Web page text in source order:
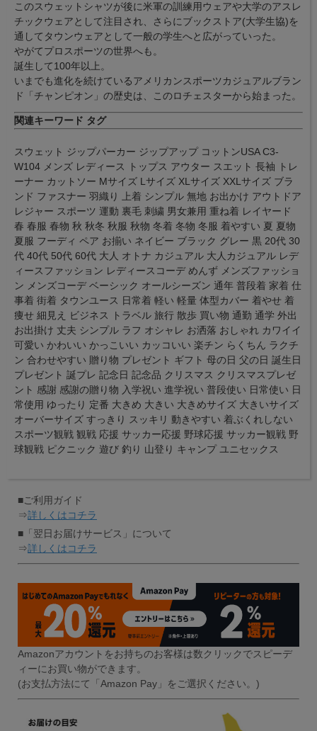
このスウェットシャツが後に米軍の訓練用ウェアや大学のアスレ
チックウェアとして注目され、さらにブックストア(大学生協)を
通してタウンウェアとして一般の学生へと広がっていった。
やがてプロスポーツの世界へも。
誕生して100年以上。
いまでも進化を続けているアメリカンスポーツカジュアルブラン
ド「チャンピオン」の歴史は、このロチェスターから始まった。
関連キーワード タグ
スウェット ジップパーカー ジップアップ コットンUSA C3-
W104 メンズ レディース トップス アウター スエット 長袖 トレ
ーナー カットソー Mサイズ Lサイズ XLサイズ XXLサイズ ブラ
ンド ファスナー 羽織り 上着 シンプル 無地 お出かけ アウトドア
レジャー スポーツ 運動 裏毛 刺繍 男女兼用 重ね着 レイヤード
春 春服 春物 秋 秋冬 秋服 秋物 冬着 冬物 冬服 着やすい 夏 夏物
夏服 フーディ ペア お揃い ネイビー ブラック グレー 黒 20代 30
代 40代 50代 60代 大人 オトナ カジュアル 大人カジュアル レデ
ィースファッション レディースコーデ めんず メンズファッショ
ン メンズコーデ ベーシック オールシーズン 通年 普段着 家着 仕
事着 街着 タウンユース 日常着 軽い 軽量 体型カバー 着やせ 着
痩せ 細見え ビジネス トラベル 旅行 散歩 買い物 通勤 通学 外出
お出掛け 丈夫 シンプル ラフ オシャレ お洒落 おしゃれ カワイイ
可愛い かわいい かっこいい カッコいい 楽チン らくちん ラクチ
ン 合わせやすい 贈り物 プレゼント ギフト 母の日 父の日 誕生日
プレゼント 誕プレ 記念日 記念品 クリスマス クリスマスプレゼ
ント 感謝 感謝の贈り物 入学祝い 進学祝い 普段使い 日常使い 日
常使用 ゆったり 定番 大きめ 大きい 大きめサイズ 大きいサイズ
オーバーサイズ すっきり スッキリ 動きやすい 着ぶくれしない
スポーツ観戦 観戦 応援 サッカー応援 野球応援 サッカー観戦 野
球観戦 ピクニック 遊び 釣り 山登り キャンプ ユニセックス
■ご利用ガイド
⇒詳しくはコチラ
■「翌日お届けサービス」について
⇒詳しくはコチラ
Amazonアカウントをお持ちのお客様は数クリックでスピーデ
ィーにお買い物ができます。
(お支払方法にて「Amazon Pay」をご選択ください。)